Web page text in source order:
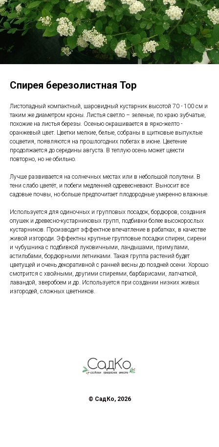
Спирея березолистная Тор
Листопадный компактный, шаровидный кустарник высотой 70 - 100 см и
таким же диаметром кроны. Листья светло – зеленые, по краю зубчатые,
похожие на листья березы. Осенью окрашивается в ярко-желто -
оранжевый цвет. Цветки мелкие, белые, собраны в щитковые выпуклые
соцветия, появляются на прошлогодних побегах в июне. Цветение
продолжается до середины августа. В теплую осень может цвести
повторно, но не обильно.
Лучше развивается на солнечных местах или в небольшой полутени. В
тени слабо цветёт, и побеги медленней одревесневают. Выносит все
садовые почвы, но больше предпочитает плодородные умеренно влажные.
Используется для одиночных и групповых посадок, бордюров, создания
опушек и древесно-кустарниковых групп, подбивки более высокорослых
кустарников. Производит эффектное впечатление в рабатках, в качестве
живой изгороди. Эффектны крупные групповые посадки спиреи, сирени
и чубушника с подбивкой луковичными, ландышами, примулами,
астильбами, бордюрными летниками. Такая группа растений будет
цветущей и очень декоративной с ранней весны до поздней осени. Хорошо
смотрится с хвойными, другими спиреями, барбарисами, лапчаткой,
лавандой, зверобоем и др. Используется при создании низких живых
изгородей, сложных цветников.
© СадКо, 2026